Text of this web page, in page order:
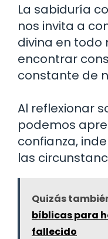
La sabiduría
nos invita a
divina en todo
encontrar
constante de
Al reflexionar
podemos
confianza,
las
Quizás
bíblicas para
fallecido